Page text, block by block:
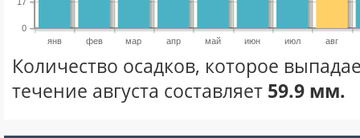
янв фев мар апр май июн июл авг
0
Количество осадков, которое
течение августа составляет 59.9 мм.